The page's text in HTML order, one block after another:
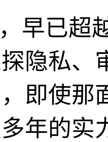
早已超
隐私、
即使那
年的实